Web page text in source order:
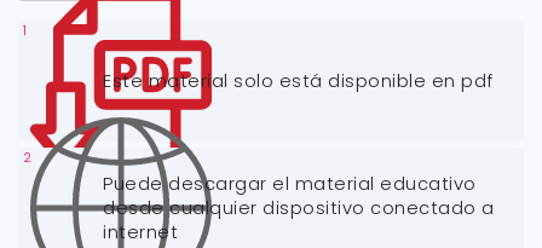
1
Este material solo está disponible en pdf
2
Puede descargar el material educativo
desde cualquier dispositivo conectado a
internet